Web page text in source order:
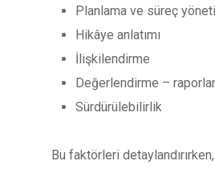
Planlama ve süreç
Hikâye anlatımı
İlişkilendirme
Değerlendirme –
Sürdürülebilirlik
Bu faktörleri